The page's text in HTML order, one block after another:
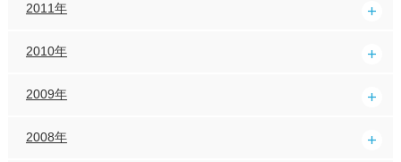
2011年
2010年
2009年
2008年